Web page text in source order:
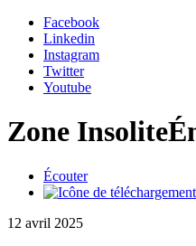
Facebook
Linkedin
Instagram
Twitter
Youtube
Zone Insolite
Écouter
12 avril 2025